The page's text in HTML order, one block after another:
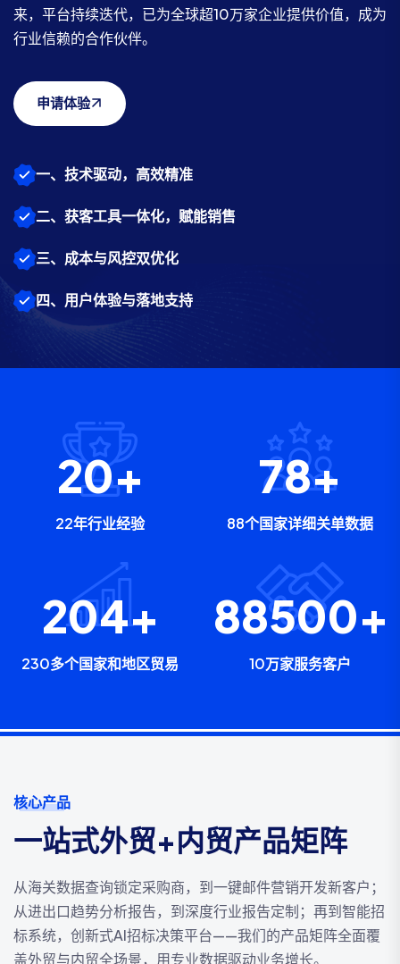
来，平台持续迭代，已为全球超10万家企业提供价值，成为
行业信赖的合作伙伴。
申请体验
一、技术驱动，高效精准
二、获客工具一体化，赋能销售
三、成本与风控双优化
四、用户体验与落地支持
22+
22年行业经验
88+
88个国家详细关单数据
230+
230多个国家和地区贸易
100000
10万家服务客户
核心产品
一站式外贸+内贸产品矩阵
从海关数据查询锁定采购商，到一键邮件营销开发新客户；
从进出口趋势分析报告，到深度行业报告定制；再到智能招
标系统，创新式AI招标决策平台——我们的产品矩阵全面覆
盖外贸与内贸全场景，用专业数据驱动业务增长。